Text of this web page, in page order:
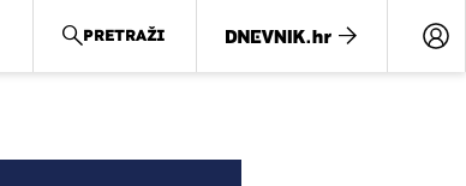
PRETRAŽI